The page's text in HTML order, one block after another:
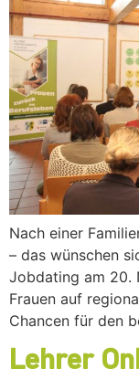
Nach einer
– das wünschen
Jobdating am 20.
Frauen auf
Chancen für den
Lehrer